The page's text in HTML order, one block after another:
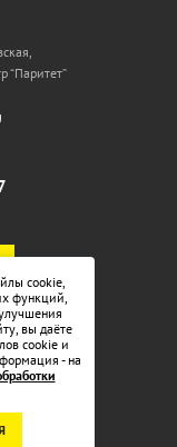
“Паритет”
cookie,
функций,
вы даёте
cookie и
- на